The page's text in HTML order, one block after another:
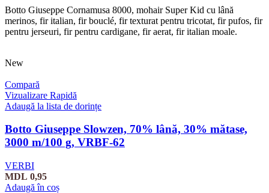
Botto Giuseppe Cornamusa 8000, mohair Super Kid cu lână
merinos, fir italian, fir bouclé, fir texturat pentru tricotat, fir pufos, fir
pentru jerseuri, fir pentru cardigane, fir aerat, fir italian moale.
New
Compară
Vizualizare Rapidă
Adaugă la lista de dorințe
Botto Giuseppe Slowzen, 70% lână, 30% mătase,
3000 m/100 g, VRBF-62
VERBI
MDL 0,95
Adaugă în coș